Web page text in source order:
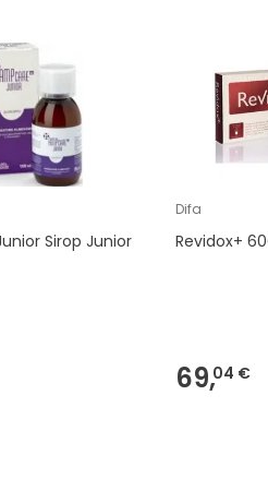
Sirop Junior
Difa
Revidox+
69,04 €